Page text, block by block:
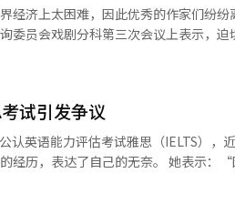
，因此优秀的作家们纷纷离开。” 戏剧界专家们在首
委员会戏剧分科第三次会议上表示，
上并不合适，也缺乏趣味。” 与创作剧本公募同时，
表示：“通过公募选定的作品，如果
销，应该通过公共剧场的作品获得创意
持政策，并确保新项目与现有支持项目不重复。
试引发争议
能力评估考试雅思（IELTS），近日在网上
表示：“因为找不到停车场，我在单行道上绕了
午8点50分后被告知无法入场。” 她还提到：“考试费